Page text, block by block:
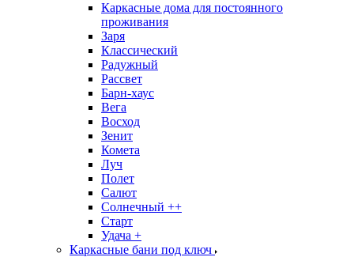
Каркасные дома для постоянного
проживания
Заря
Классический
Радужный
Рассвет
Барн-хаус
Вега
Восход
Зенит
Комета
Луч
Полет
Салют
Солнечный ++
Старт
Удача +
Каркасные бани под ключ